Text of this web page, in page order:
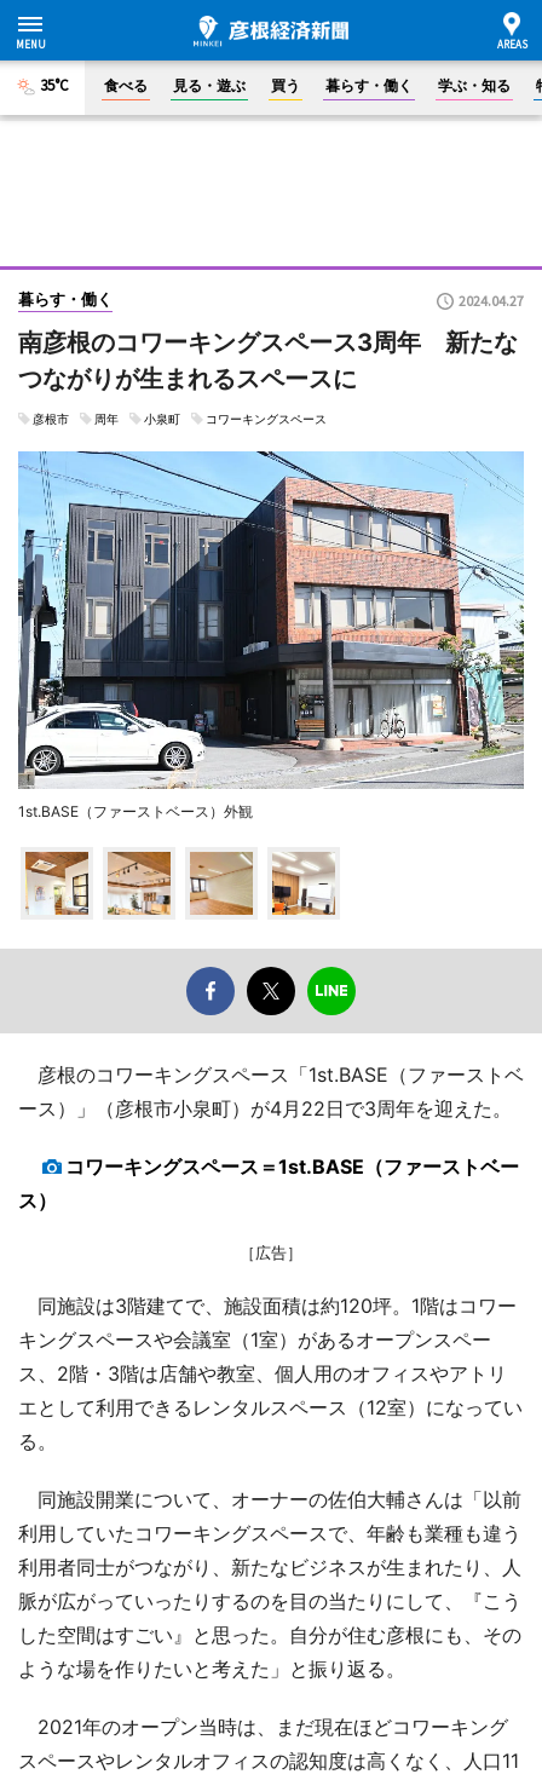
35°C 食べる 見る・遊ぶ 買う 暮らす・働く 学ぶ・知る
暮らす・働く 2024.04.27
南彦根のコワーキングスペース3周年 新たな
つながりが生まれるスペースに
彦根市 周年 小泉町 コワーキングスペース
1st.BASE（ファーストベース）外観
彦根のコワーキングスペース「1st.BASE（ファーストベ
ース）」（彦根市小泉町）が4月22日で3周年を迎えた。
コワーキングスペース＝1st.BASE（ファーストベー
ス）
［広告］
同施設は3階建てで、施設面積は約120坪。1階はコワー
キングスペースや会議室（1室）があるオープンスペー
ス、2階・3階は店舗や教室、個人用のオフィスやアトリ
エとして利用できるレンタルスペース（12室）になってい
る。
同施設開業について、オーナーの佐伯大輔さんは「以前
利用していたコワーキングスペースで、年齢も業種も違う
利用者同士がつながり、新たなビジネスが生まれたり、人
脈が広がっていったりするのを目の当たりにして、『こう
した空間はすごい』と思った。自分が住む彦根にも、その
ような場を作りたいと考えた」と振り返る。
2021年のオープン当時は、まだ現在ほどコワーキング
スペースやレンタルオフィスの認知度は高くなく、人口11